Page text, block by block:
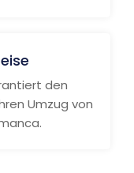
den
Umzug von